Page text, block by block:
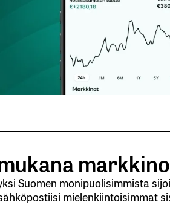
Suomen monipuolisimmista
mielenkiintoisimmat